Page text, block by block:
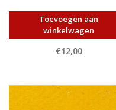
Toevoegen aan
winkelwagen
€12,00